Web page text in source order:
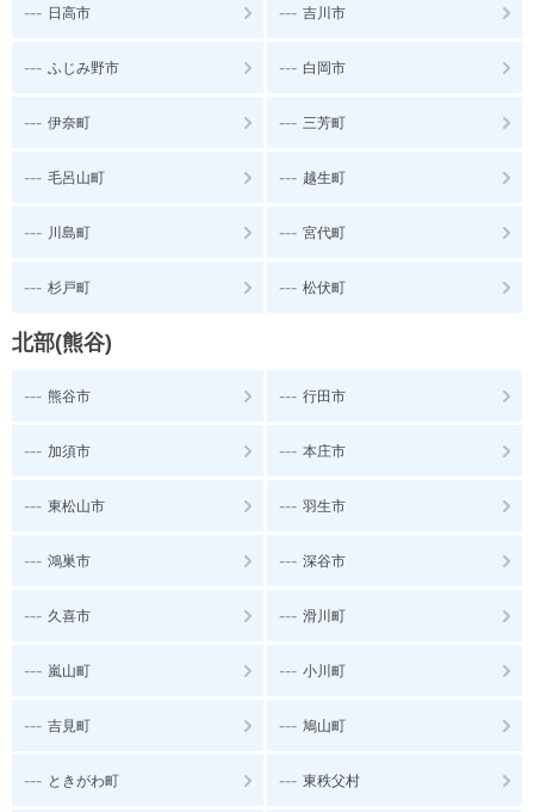
--- 日高市 --- 吉川市
--- ふじみ野市 --- 白岡市
--- 伊奈町 --- 三芳町
--- 毛呂山町 --- 越生町
--- 川島町 --- 宮代町
--- 杉戸町 --- 松伏町
北部(熊谷)
--- 熊谷市 --- 行田市
--- 加須市 --- 本庄市
--- 東松山市 --- 羽生市
--- 鴻巣市 --- 深谷市
--- 久喜市 --- 滑川町
--- 嵐山町 --- 小川町
--- 吉見町 --- 鳩山町
--- ときがわ町 --- 東秩父村